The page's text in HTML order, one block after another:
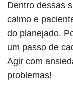
Dentro dessas
calmo e
do planejado.
um passo de
Agir com
problemas!